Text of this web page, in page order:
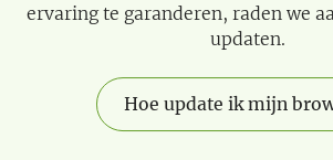
ervaring te garanderen, raden we
updaten.
Hoe update ik mijn